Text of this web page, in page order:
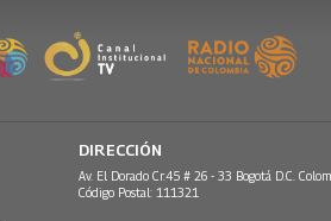
DIRECCIÓN
Av. El Dorado Cr.45 # 26 - 33 Bogotá D.C.
Código Postal: 111321